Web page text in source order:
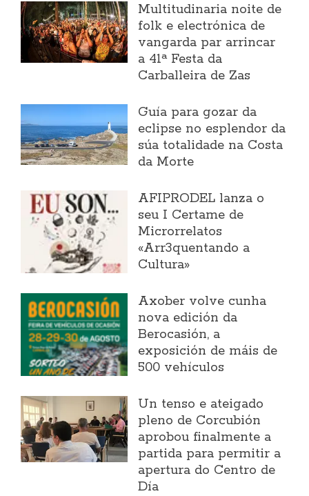
Multitudinaria noite de
folk e electrónica de
vangarda par arrincar
a 41ª Festa da
Carballeira de Zas
Guía para gozar da
eclipse no esplendor da
súa totalidade na Costa
da Morte
AFIPRODEL lanza o
seu I Certame de
Microrrelatos
«Arr3quentando a
Cultura»
Axober volve cunha
nova edición da
Berocasión, a
exposición de máis de
500 vehículos
Un tenso e ateigado
pleno de Corcubión
aprobou finalmente a
partida para permitir a
apertura do Centro de
Día